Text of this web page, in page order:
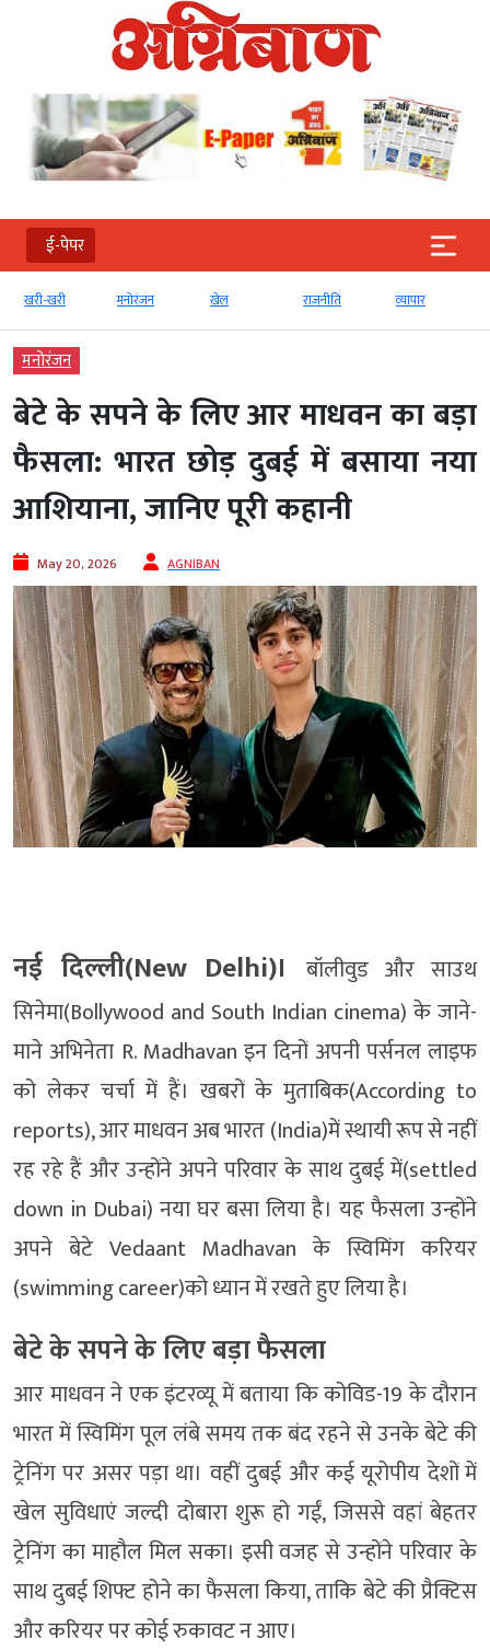
ई-पेपर
खरी-खरी मनोरंजन खेल राजनीति व्‍यापार
मनोरंजन
बेटे के सपने के लिए आर माधवन का बड़ा
फैसला: भारत छोड़ दुबई में बसाया नया
आशियाना, जानिए पूरी कहानी
May 20, 2026 AGNIBAN
नई दिल्ली(New Delhi)।
बॉलीवुड और साउथ
सिनेमा(Bollywood and South Indian cinema) के जाने-
माने अभिनेता R. Madhavan इन दिनों अपनी पर्सनल लाइफ
को लेकर चर्चा में हैं। खबरों के मुताबिक(According to
reports), आर माधवन अब भारत (India)में स्थायी रूप से नहीं
रह रहे हैं और उन्होंने अपने परिवार के साथ दुबई में(settled
down in Dubai) नया घर बसा लिया है। यह फैसला उन्होंने
अपने बेटे Vedaant Madhavan के स्विमिंग करियर
(swimming career)को ध्यान में रखते हुए लिया है।
बेटे के सपने के लिए बड़ा फैसला
आर माधवन ने एक इंटरव्यू में बताया कि कोविड-19 के दौरान
भारत में स्विमिंग पूल लंबे समय तक बंद रहने से उनके बेटे की
ट्रेनिंग पर असर पड़ा था। वहीं दुबई और कई यूरोपीय देशों में
खेल सुविधाएं जल्दी दोबारा शुरू हो गईं, जिससे वहां बेहतर
ट्रेनिंग का माहौल मिल सका। इसी वजह से उन्होंने परिवार के
साथ दुबई शिफ्ट होने का फैसला किया, ताकि बेटे की प्रैक्टिस
और करियर पर कोई रुकावट न आए।